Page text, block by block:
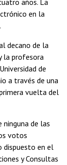
años. La
en la
decano de la
la profesora
de
a través de una
vuelta del
ninguna de las
votos
dispuesto en el
y Consultas